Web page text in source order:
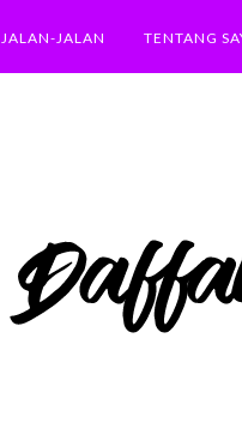
JALAN-JALAN TENTANG